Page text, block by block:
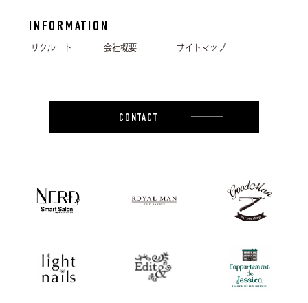
INFORMATION
リクルート 会社概要 サイトマップ
CONTACT